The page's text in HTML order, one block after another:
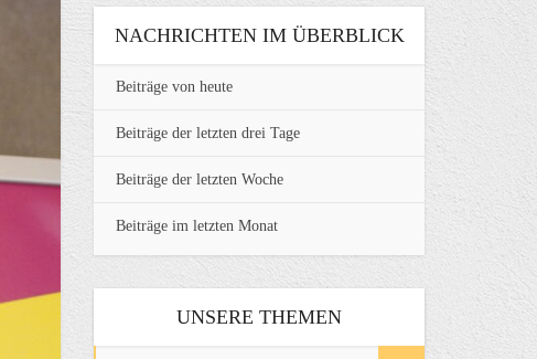
NACHRICHTEN IM ÜBERBLICK
Beiträge von heute
Beiträge der letzten drei Tage
Beiträge der letzten Woche
Beiträge im letzten Monat
UNSERE THEMEN